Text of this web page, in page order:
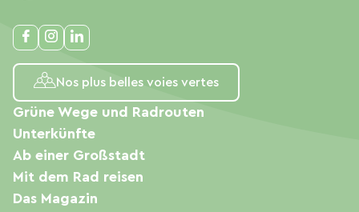
Nos plus belles voies vertes
Grüne Wege und Radrouten
Unterkünfte
Ab einer Großstadt
Mit dem Rad reisen
Das Magazin